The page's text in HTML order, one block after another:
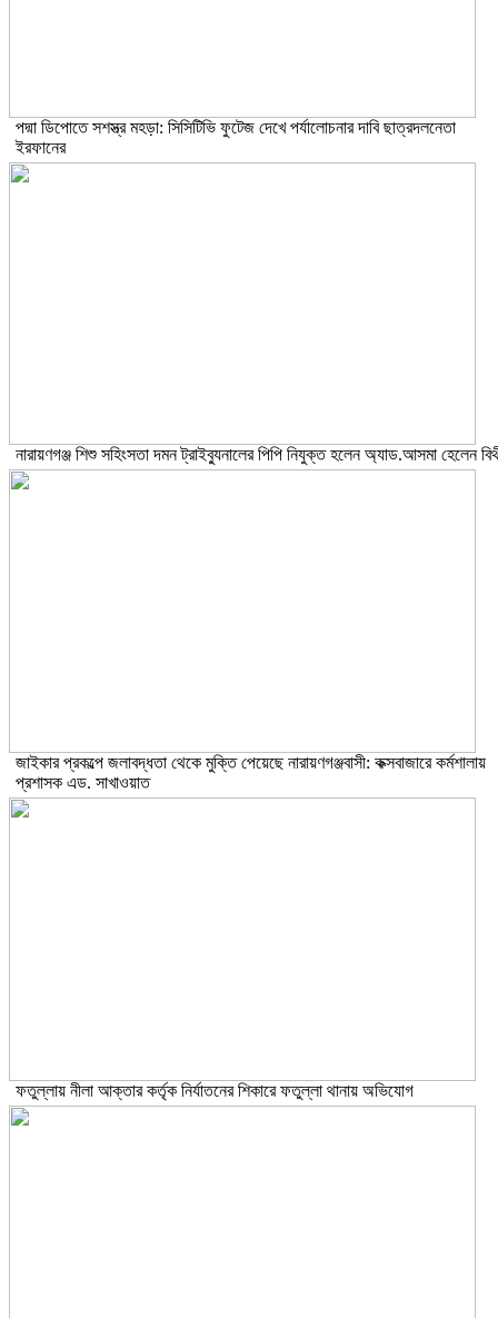
পদ্মা ডিপোতে সশস্ত্র মহড়া: সিসিটিভি ফুটেজ দেখে পর্যালোচনার দাবি ছাত্রদলনেতা
ইরফানের
নারায়ণগঞ্জ শিশু সহিংসতা দমন ট্রাইব্যুনালের পিপি নিযুক্ত হলেন অ্যাড.আসমা হেলেন
জাইকার প্রকল্পে জলাবদ্ধতা থেকে মুক্তি পেয়েছে নারায়ণগঞ্জবাসী: কক্সবাজারে কর্মশালায়
প্রশাসক এড. সাখাওয়াত
ফতুল্লায় নীলা আক্তার কর্তৃক নির্যাতনের শিকারে ফতুল্লা থানায় অভিযোগ